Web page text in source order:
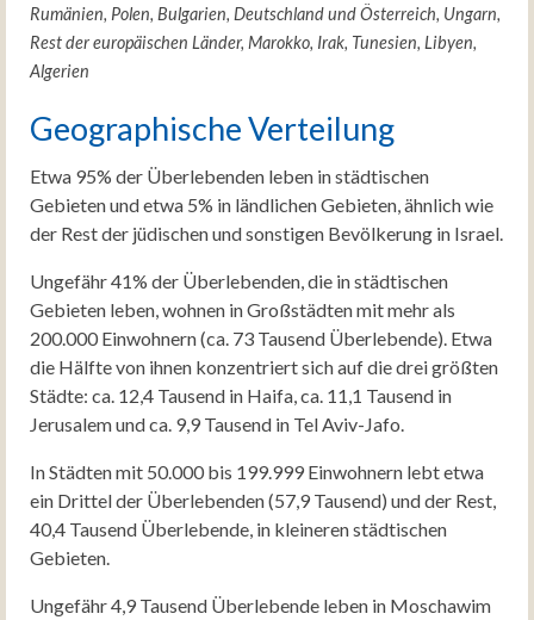
Rumänien, Polen, Bulgarien, Deutschland und Österreich, Ungarn,
Rest der europäischen Länder, Marokko, Irak, Tunesien, Libyen,
Algerien
Geographische Verteilung
Etwa 95% der Überlebenden leben in städtischen
Gebieten und etwa 5% in ländlichen Gebieten, ähnlich wie
der Rest der jüdischen und sonstigen Bevölkerung in Israel.
Ungefähr 41% der Überlebenden, die in städtischen
Gebieten leben, wohnen in Großstädten mit mehr als
200.000 Einwohnern (ca. 73 Tausend Überlebende). Etwa
die Hälfte von ihnen konzentriert sich auf die drei größten
Städte: ca. 12,4 Tausend in Haifa, ca. 11,1 Tausend in
Jerusalem und ca. 9,9 Tausend in Tel Aviv-Jafo.
In Städten mit 50.000 bis 199.999 Einwohnern lebt etwa
ein Drittel der Überlebenden (57,9 Tausend) und der Rest,
40,4 Tausend Überlebende, in kleineren städtischen
Gebieten.
Ungefähr 4,9 Tausend Überlebende leben in Moschawim